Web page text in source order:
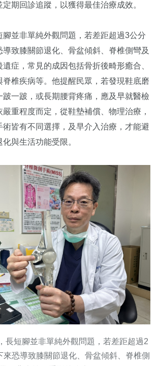
期回診追蹤，以獲得最佳治療成效。
腳並非單純外觀問題，若差距超過3公分
導致膝關節退化、骨盆傾斜、脊椎側彎及
症，常見的成因包括骨折後畸形癒合、
脊椎疾病等。他提醒民眾，若發現鞋底磨
跛一跛，或長期腰背疼痛，應及早就醫檢
重程度而定，從鞋墊補償、物理治療，
術皆有不同選擇，及早介入治療，才能避
與生活功能受限。
長短腳並非單純外觀問題，若差距超過2
來恐導致膝關節退化、骨盆傾斜、脊椎側